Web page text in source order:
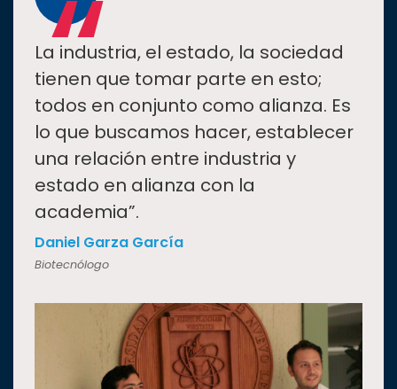
“
La industria, el estado, la sociedad
tienen que tomar parte en esto;
todos en conjunto como alianza. Es
lo que buscamos hacer, establecer
una relación entre industria y
estado en alianza con la
academia”.
Daniel Garza García
Biotecnólogo